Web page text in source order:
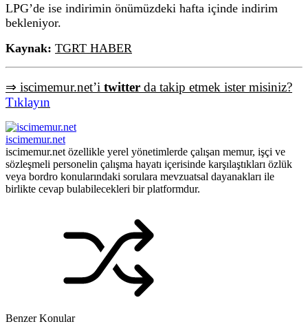
LPG’de ise indirimin önümüzdeki hafta içinde indirim
bekleniyor.
Kaynak: TGRT HABER
⇒ iscimemur.net’i twitter da takip etmek ister misiniz?
Tıklayın
iscimemur.net
iscimemur.net özellikle yerel yönetimlerde çalışan memur, işçi ve
sözleşmeli personelin çalışma hayatı içerisinde karşılaştıkları özlük
veya bordro konularındaki sorulara mevzuatsal dayanakları ile
birlikte cevap bulabilecekleri bir platformdur.
Benzer Konular